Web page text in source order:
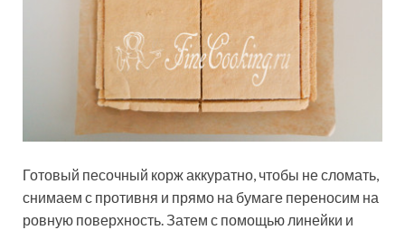
Готовый песочный корж аккуратно, чтобы не сломать,
снимаем с противня и прямо на бумаге переносим на
ровную поверхность. Затем с помощью линейки и